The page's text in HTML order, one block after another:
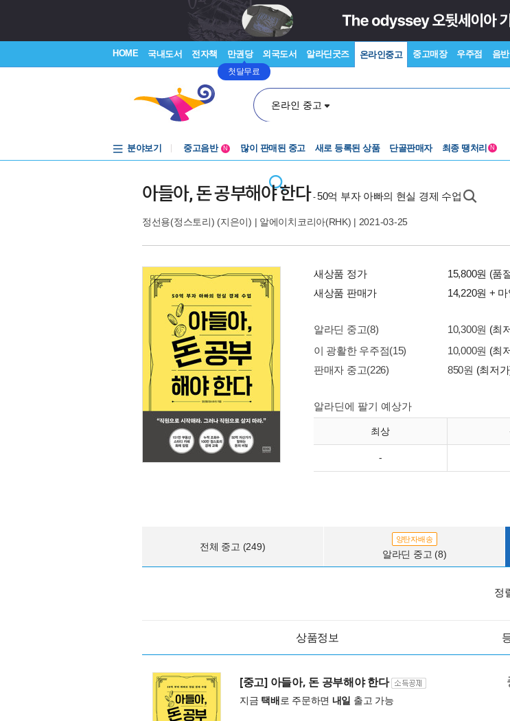
HOME 국내도서 전자책 만권당
첫달무료
외국도서 알라딘굿즈 온라인중고 중고매장 우주점 음반
온라인 중고
분야보기
중고음반
중고음반
N 많이 판매된 중고 새로 등록된 상품 단골판매자 최종 땡처리 N
아들아, 돈 공부해야 한다 -50억 부자 아빠의 현실 경제 수업
정선용(정스토리) (지은이) | 알에이치코리아(RHK) | 2021-03-25
새상품 정가 15,800원 (품
새상품 판매가
14,220원 +
알라딘 중고(8) 10,300원 (최
이 광활한 우주점(15) 10,000원 (최
판매자 중고(226)
850원 (최저
알라딘에 팔기 예상가
최상
-
전체 중고 (249)
양탄자배송
알라딘 중고 (8)
정
상품정보
[중고] 아들아, 돈 공부해야 한다
지금 택배로 주문하면 내일 출고 가능